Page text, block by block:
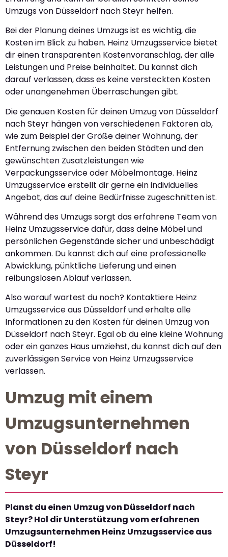
Umzugs von Düsseldorf nach Steyr helfen.
Bei der Planung deines Umzugs ist es wichtig, die
Kosten im Blick zu haben. Heinz Umzugsservice bietet
dir einen transparenten Kostenvoranschlag, der alle
Leistungen und Preise beinhaltet. Du kannst dich
darauf verlassen, dass es keine versteckten Kosten
oder unangenehmen Überraschungen gibt.
Die genauen Kosten für deinen Umzug von Düsseldorf
nach Steyr hängen von verschiedenen Faktoren ab,
wie zum Beispiel der Größe deiner Wohnung, der
Entfernung zwischen den beiden Städten und den
gewünschten Zusatzleistungen wie
Verpackungsservice oder Möbelmontage. Heinz
Umzugsservice erstellt dir gerne ein individuelles
Angebot, das auf deine Bedürfnisse zugeschnitten ist.
Während des Umzugs sorgt das erfahrene Team von
Heinz Umzugsservice dafür, dass deine Möbel und
persönlichen Gegenstände sicher und unbeschädigt
ankommen. Du kannst dich auf eine professionelle
Abwicklung, pünktliche Lieferung und einen
reibungslosen Ablauf verlassen.
Also worauf wartest du noch? Kontaktiere Heinz
Umzugsservice aus Düsseldorf und erhalte alle
Informationen zu den Kosten für deinen Umzug von
Düsseldorf nach Steyr. Egal ob du eine kleine Wohnung
oder ein ganzes Haus umziehst, du kannst dich auf den
zuverlässigen Service von Heinz Umzugsservice
verlassen.
Umzug mit einem
Umzugsunternehmen
von Düsseldorf nach
Steyr
Planst du einen Umzug von Düsseldorf nach
Steyr? Hol dir Unterstützung vom erfahrenen
Umzugsunternehmen Heinz Umzugsservice aus
Düsseldorf!